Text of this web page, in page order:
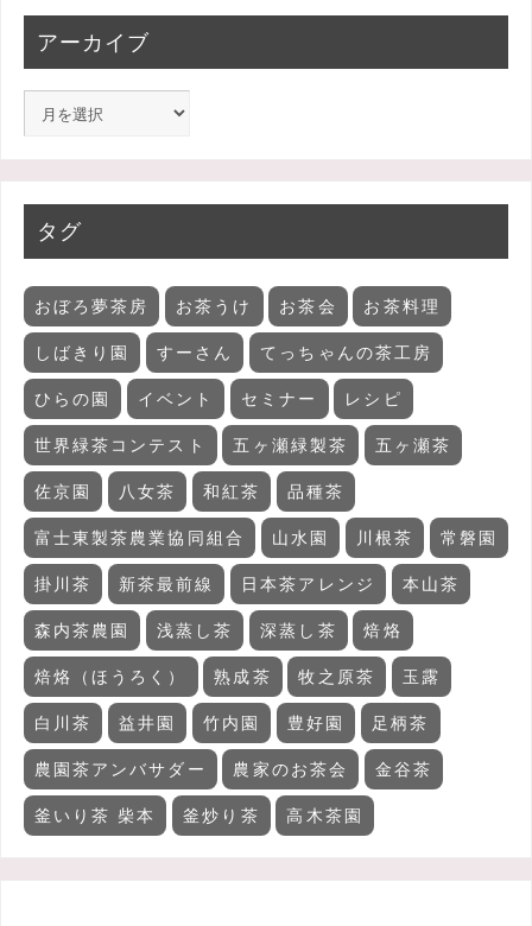
アーカイブ
タグ
おぼろ夢茶房 お茶うけ お茶会 お茶料理
しばきり園 すーさん てっちゃんの茶工房
ひらの園 イベント セミナー レシピ
世界緑茶コンテスト 五ヶ瀬緑製茶 五ヶ瀬茶
佐京園 八女茶 和紅茶 品種茶
富士東製茶農業協同組合 山水園 川根茶 常磐園
掛川茶 新茶最前線 日本茶アレンジ 本山茶
森内茶農園 浅蒸し茶 深蒸し茶 焙烙
焙烙（ほうろく） 熟成茶 牧之原茶 玉露
白川茶 益井園 竹内園 豊好園 足柄茶
農園茶アンバサダー 農家のお茶会 金谷茶
釜いり茶 柴本 釜炒り茶 高木茶園